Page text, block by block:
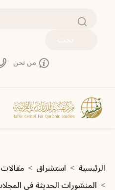
بحث
من نحن
مسار التنقل
الرئيسية استشراق
المنشورات الحديثة في